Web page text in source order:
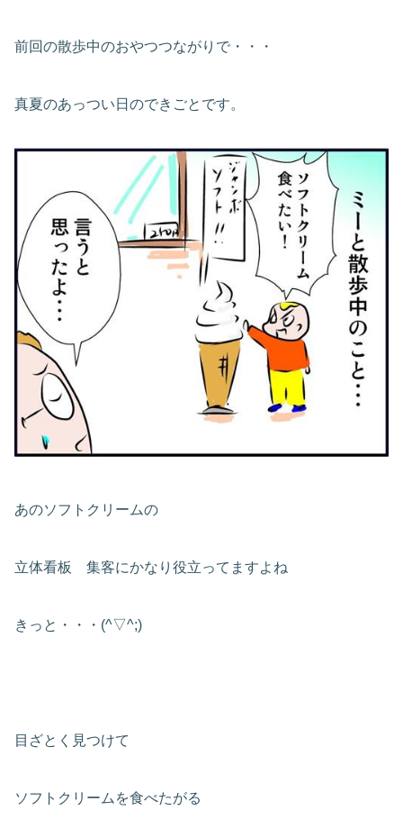
前回の散歩中のおやつつながりで・・・
真夏のあっつい日のできごとです。
あのソフトクリームの
立体看板 集客にかなり役立ってますよね
きっと・・・(^▽^;)
目ざとく見つけて
ソフトクリームを食べたがる